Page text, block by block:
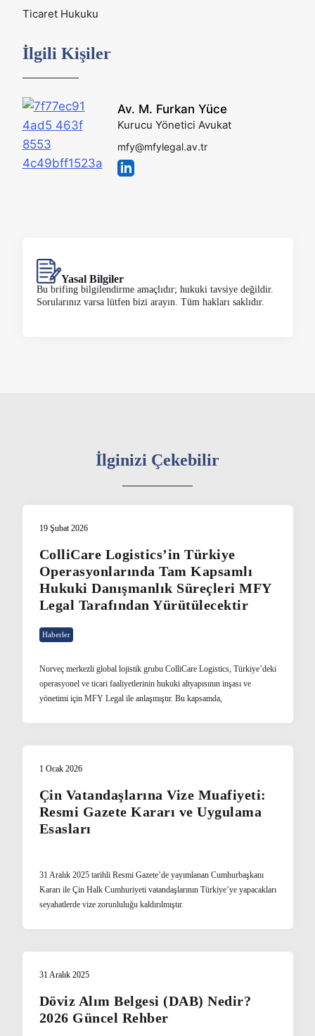
Ticaret Hukuku
İlgili Kişiler
Av. M. Furkan Yüce
Kurucu Yönetici Avukat
mfy@mfylegal.av.tr
Yasal Bilgiler
Bu brifing bilgilendirme amaçlıdır; hukuki tavsiye değildir.
Sorularınız varsa lütfen bizi arayın. Tüm hakları saklıdır.
İlginizi Çekebilir
19 Şubat 2026
ColliCare Logistics’in Türkiye
Operasyonlarında Tam Kapsamlı
Hukuki Danışmanlık Süreçleri MFY
Legal Tarafından Yürütülecektir
Haberler
Norveç merkezli global lojistik grubu ColliCare Logistics, Türkiye’deki
operasyonel ve ticari faaliyetlerinin hukuki altyapısının inşası ve
yönetimi için MFY Legal ile anlaşmıştır. Bu kapsamda,
1 Ocak 2026
Çin Vatandaşlarına Vize Muafiyeti:
Resmi Gazete Kararı ve Uygulama
Esasları
31 Aralık 2025 tarihli Resmi Gazete’de yayımlanan Cumhurbaşkanı
Kararı ile Çin Halk Cumhuriyeti vatandaşlarının Türkiye’ye yapacakları
seyahatlerde vize zorunluluğu kaldırılmıştır.
31 Aralık 2025
Döviz Alım Belgesi (DAB) Nedir?
2026 Güncel Rehber